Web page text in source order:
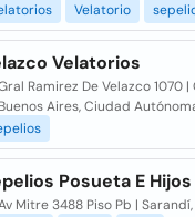
Velatorio
Velatorios
Ramirez De Velazco 1070
Buenos Aires, Ciudad
Posueta E
Mitre 3488 Piso Pb |